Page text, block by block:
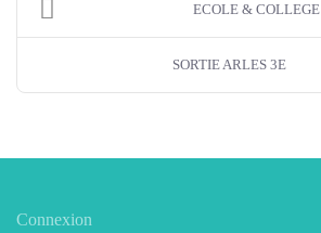
ECOLE & COLLEGE
SORTIE ARLES 3E
Connexion